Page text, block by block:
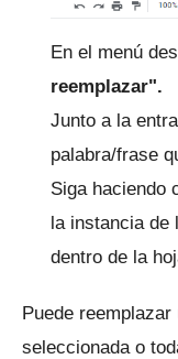
En el menú
reemplazar".
Junto a la
palabra/frase
Siga haciendo
la instancia de
dentro de la
Puede
seleccionada o